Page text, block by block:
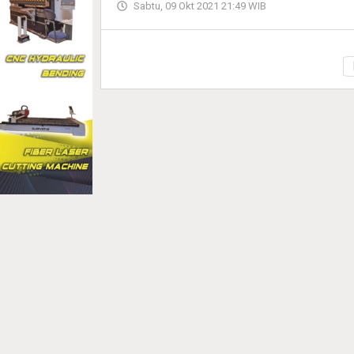
Sabtu, 09 Okt 2021 21:49 WIB